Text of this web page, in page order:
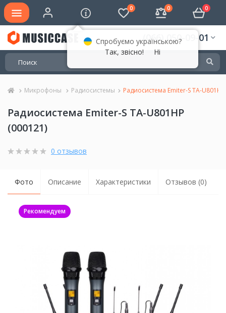
0 0 0
(066) 050-09-01
Микрофоны Радиосистемы Радиосистема Emiter-S TA-U801HP
Радиосистема Emiter-S TA-U801HP
(000121)
0 отзывов
Фото Описание Характеристики Отзывов (0)
Рекомендуем
Спробуємо українською?
Так, звісно!
Ні